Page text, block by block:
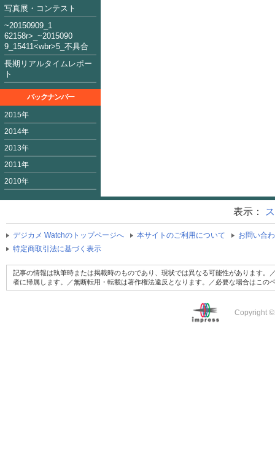
写真展・コンテスト
~20150909_1
62158r>_~2015090
9_15411<wbr>5_不具合
長期リアルタイムレポー
ト
バックナンバー
2015年
2014年
2013年
2011年
2010年
表示：
デジカメ Watchのトップページへ 本サイトのご利用について
お問い合
特定商取引法に基づく表示
記事の情報は執筆時または掲載時のものであり、現状では異なる可能性があります
者に帰属します。／無断転用・転載は著作権法違反となります。／必要な場合はこ
Copyright